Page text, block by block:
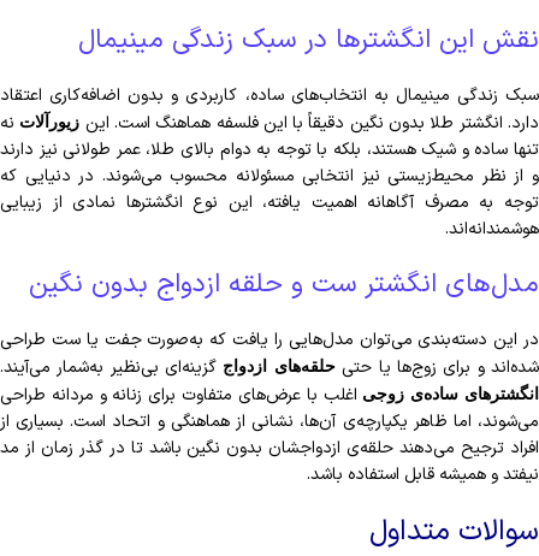
نقش این انگشترها در سبک زندگی مینیمال
سبک زندگی مینیمال به انتخاب‌های ساده، کاربردی و بدون اضافه‌کاری اعتقاد
دارد. انگشتر طلا بدون نگین دقیقاً با این فلسفه هماهنگ است. این زیورآلات نه
تنها ساده و شیک هستند، بلکه با توجه به دوام بالای طلا، عمر طولانی نیز دارند
و از نظر محیط‌زیستی نیز انتخابی مسئولانه محسوب می‌شوند. در دنیایی که
توجه به مصرف آگاهانه اهمیت یافته، این نوع انگشترها نمادی از زیبایی
هوشمندانه‌اند.
مدل‌های انگشتر ست و حلقه ازدواج بدون نگین
در این دسته‌بندی می‌توان مدل‌هایی را یافت که به‌صورت جفت یا ست طراحی
شده‌اند و برای زوج‌ها یا حتیحلقه‌های ازدواج گزینه‌ای بی‌نظیر به‌شمار می‌آیند.
انگشترهای ساده‌ی زوجی اغلب با عرض‌های متفاوت برای زنانه و مردانه طراحی
می‌شوند، اما ظاهر یکپارچه‌ی آن‌ها، نشانی از هماهنگی و اتحاد است. بسیاری از
افراد ترجیح می‌دهند حلقه‌ی ازدواجشان بدون نگین باشد تا در گذر زمان از مد
نیفتد و همیشه قابل استفاده باشد.
سوالات متداول